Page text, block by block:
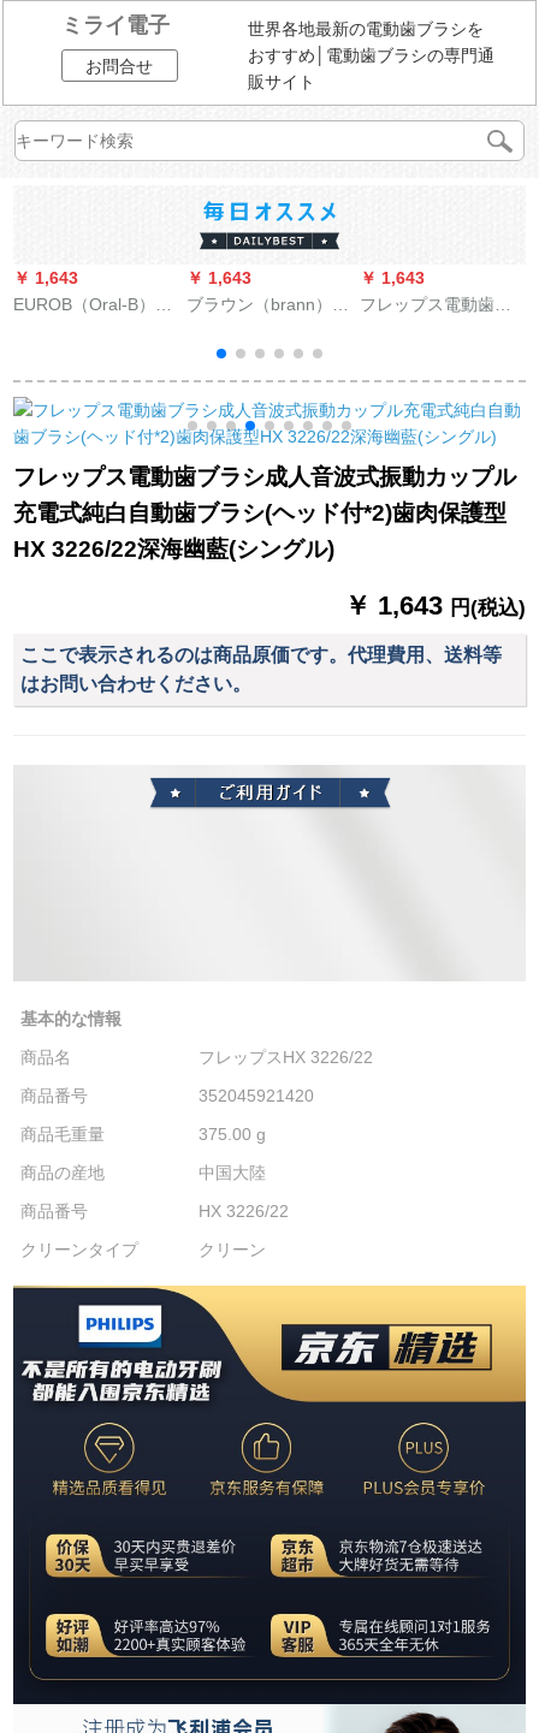
ミライ電子
お問合せ
世界各地最新の電動歯ブラシを
おすすめ│電動歯ブラシの専門通
販サイト
￥ 1,643
EUROB（Oral-B）ド
ブラシ大人カップル3
D充電式回転歯ブラシ
D 16ピンク+緑（全部
で3枚のブラシ）
￥ 1,643
ブラウン（brann）ド
EUROOralB電動歯ブ
ラシヘッド電動交換
歯ブラシ大人歯ブラ
シヘッドEB 20-8+2ダ
ブルクリーンタイプ
10本
￥ 1,643
フレップス電動歯ブ
ラシHX 3216 HX
9352ダイヤモンドブ
ラック
フレップス電動歯ブラシ成人音波式振動カップル
充電式純白自動歯ブラシ(ヘッド付*2)歯肉保護型
HX 3226/22深海幽藍(シングル)
￥ 1,643 円(税込)
ここで表示されるのは商品原価です。代理費用、送料等
はお問い合わせください。
基本的な情報
商品名
フレップスHX 3226/22
商品番号
352045921420
商品毛重量
375.00 g
商品の産地
中国大陸
商品番号
HX 3226/22
クリーンタイプ
クリーン